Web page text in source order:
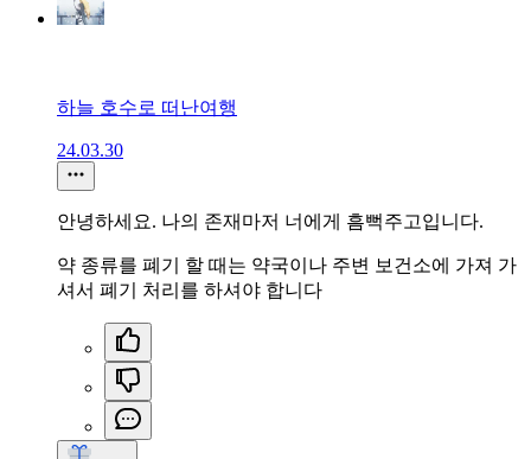
하늘 호수로 떠난여행
24.03.30
안녕하세요. 나의 존재마저 너에게 흠뻑주고입니다.
약 종류를 폐기 할 때는 약국이나 주변 보건소에 가져 가
셔서 폐기 처리를 하셔야 합니다